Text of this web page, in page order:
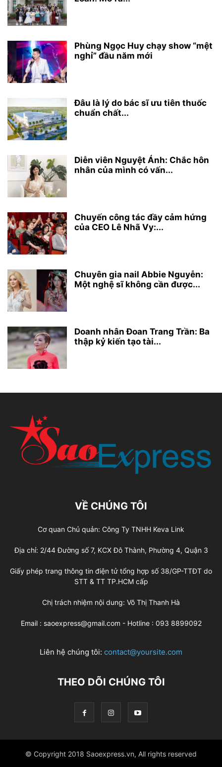
Phùng Ngọc Huy chạy show “mệt
nghỉ” đầu năm mới
Đâu là lý do bác sĩ ưu tiên thuốc
chuẩn chất...
Diễn viên Nguyệt Ánh: Chắc hôn
nhân của mình có vấn...
Chuyến công tác đầy cảm hứng
của CEO Lê Nhã Vy:...
Chuyên gia nail Abbie Nguyễn:
Một nghệ sĩ không cần được...
Doanh nhân Đoan Trang Trần: Ba
thập kỷ kiến tạo tài...
VỀ CHÚNG TÔI
Cơ quan Chủ quản: Công Ty TNHH Keva Link
Địa chỉ: 2/44 Đường số 7, KCX Đô Thành, Phường 4, Quận 3
Giấy phép trang thông tin điện tử tổng hợp số 38/GP-TTĐT do
STT & TT TP.HCM cấp
Chị trách nhiệm nội dung: Võ Thị Thanh Hà
Email : saoexpress@gmail.com - Hotline : 093 8899092
Liên hệ chúng tôi: contact@yoursite.com
THEO DÕI CHÚNG TÔI
© Copyright 2018 Saoexpress.vn, All rights reserved